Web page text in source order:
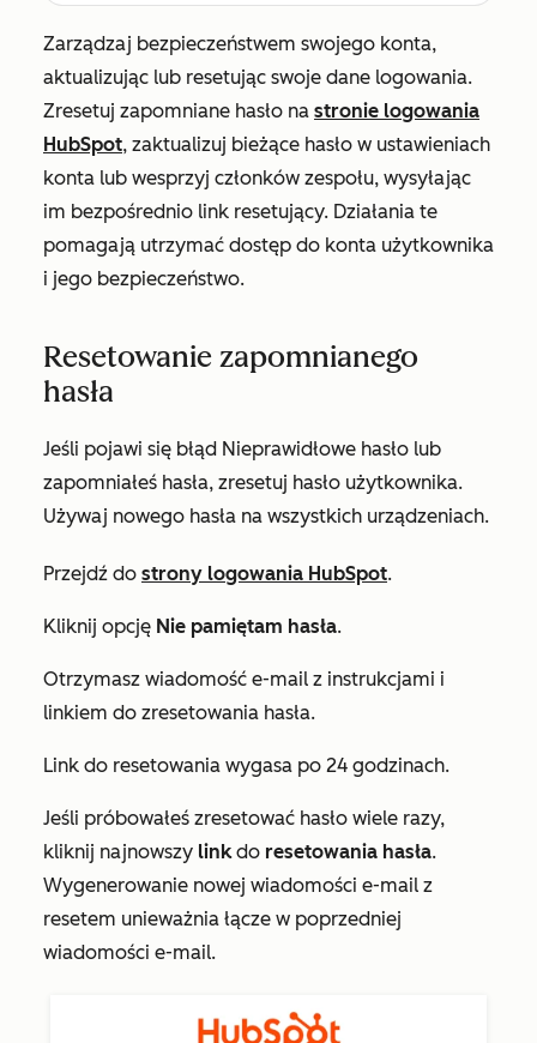
Zarządzaj bezpieczeństwem swojego konta,
aktualizując lub resetując swoje dane logowania.
Zresetuj zapomniane hasło na stronie logowania
HubSpot, zaktualizuj bieżące hasło w ustawieniach
konta lub wesprzyj członków zespołu, wysyłając
im bezpośrednio link resetujący. Działania te
pomagają utrzymać dostęp do konta użytkownika
i jego bezpieczeństwo.
Resetowanie zapomnianego
hasła
Jeśli pojawi się błąd Nieprawidłowe hasło lub
zapomniałeś hasła, zresetuj hasło użytkownika.
Używaj nowego hasła na wszystkich urządzeniach.
Przejdź do strony logowania HubSpot.
Kliknij opcję Nie pamiętam hasła.
Otrzymasz wiadomość e-mail z instrukcjami i
linkiem do zresetowania hasła.
Link do resetowania wygasa po 24 godzinach.
Jeśli próbowałeś zresetować hasło wiele razy,
kliknij najnowszy linkdo resetowania hasła.
Wygenerowanie nowej wiadomości e-mail z
resetem unieważnia łącze w poprzedniej
wiadomości e-mail.